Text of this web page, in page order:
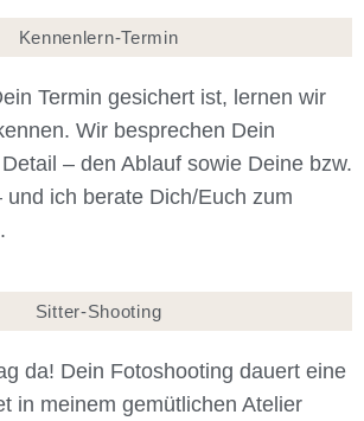
Kennenlern-Termin
Termin gesichert ist, lernen wir
Wir besprechen Dein
– den Ablauf sowie Deine bzw.
und ich berate Dich/Euch zum
Sitter-Shooting
da! Dein Fotoshooting dauert eine
in meinem gemütlichen Atelier